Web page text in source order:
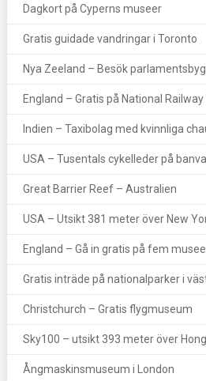
Dagkort på Cyperns museer
Gratis guidade vandringar i Toronto
Nya Zeeland – Besök
England – Gratis på National
Indien – Taxibolag med kvinnliga
USA – Tusentals cykelleder på
Great Barrier Reef – Australien
USA – Utsikt 381 meter över New
England – Gå in gratis på fem
Gratis inträde på nationalparker i
Christchurch – Gratis flygmuseum
Sky100 – utsikt 393 meter över
Ångmaskinsmuseum i London